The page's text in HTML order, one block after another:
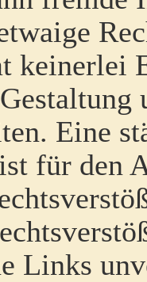
keinerlei
Eine
für den
Links